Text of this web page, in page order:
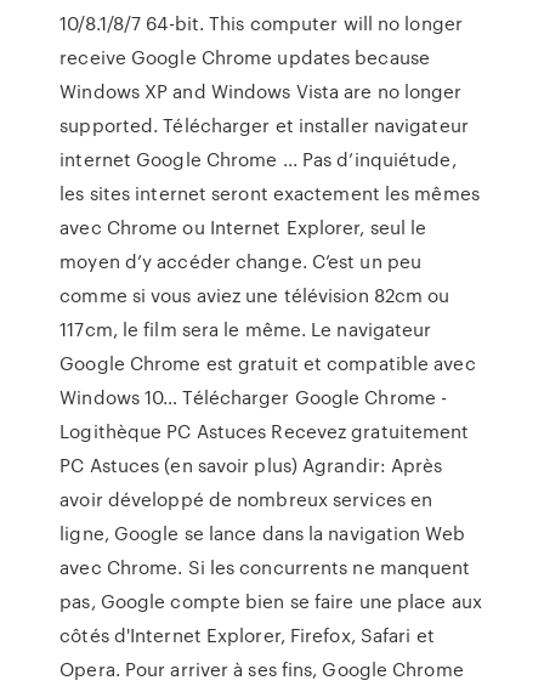
10/8.1/8/7 64-bit. This computer will no longer
receive Google Chrome updates because
Windows XP and Windows Vista are no longer
supported. Télécharger et installer navigateur
internet Google Chrome ... Pas d’inquiétude,
les sites internet seront exactement les mêmes
avec Chrome ou Internet Explorer, seul le
moyen d’y accéder change. C’est un peu
comme si vous aviez une télévision 82cm ou
117cm, le film sera le même. Le navigateur
Google Chrome est gratuit et compatible avec
Windows 10… Télécharger Google Chrome -
Logithèque PC Astuces Recevez gratuitement
PC Astuces (en savoir plus) Agrandir: Après
avoir développé de nombreux services en
ligne, Google se lance dans la navigation Web
avec Chrome. Si les concurrents ne manquent
pas, Google compte bien se faire une place aux
côtés d'Internet Explorer, Firefox, Safari et
Opera. Pour arriver à ses fins, Google Chrome